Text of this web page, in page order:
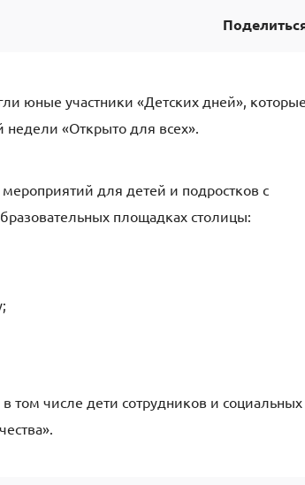
юные участники «Детских дней»,
недели «Открыто для всех».
мероприятий для детей и подростков с
площадках столицы:
в том числе дети сотрудников и социальных
.